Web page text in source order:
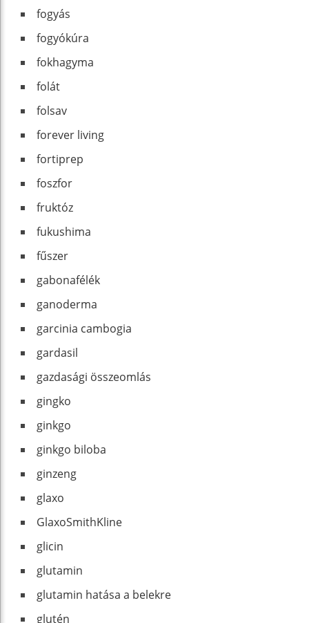
fogyás
fogyókúra
fokhagyma
folát
folsav
forever living
fortiprep
foszfor
fruktóz
fukushima
fűszer
gabonafélék
ganoderma
garcinia cambogia
gardasil
gazdasági összeomlás
gingko
ginkgo
ginkgo biloba
ginzeng
glaxo
GlaxoSmithKline
glicin
glutamin
glutamin hatása a belekre
glutén